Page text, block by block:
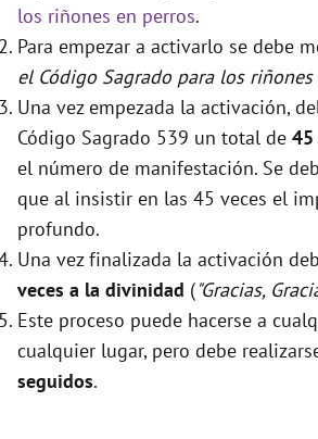
los riñones en perros.
Para empezar a activarlo se debe
el Código Sagrado para los
Una vez empezada la activación,
Código Sagrado 539 un total de 45
el número de manifestación. Se
que al insistir en las 45 veces el
profundo.
Una vez finalizada la activación
veces a la divinidad ("Gracias,
Este proceso puede hacerse a
cualquier lugar, pero debe
seguidos.